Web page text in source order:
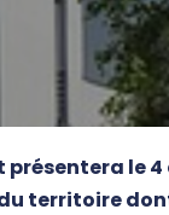
le
du territoire